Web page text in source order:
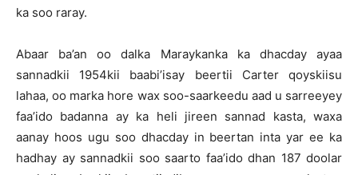
ka soo raray.
Abaar ba’an oo dalka Maraykanka ka dhacday ayaa
sannadkii 1954kii baabi’isay beertii Carter qoyskiisu
lahaa, oo marka hore wax soo-saarkeedu aad u sarreeyey
faa’ido badanna ay ka heli jireen sannad kasta, waxa
aanay hoos ugu soo dhacday in beertan inta yar ee ka
hadhay ay sannadkii soo saarto faa’ido dhan 187 doolar